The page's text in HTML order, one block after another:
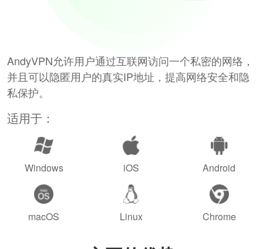
AndyVPN允许用户通过互联网访问一个私密的网络，
并且可以隐匿用户的真实IP地址，提高网络安全和隐
私保护。
适用于：
Windows iOS Android
macOS Linux Chrome